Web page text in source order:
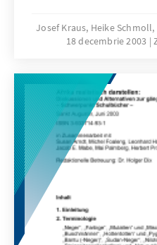
konzentrieren.
auf bloße
beschränken.
Josef Kraus, Heike
18 decembrie 2003